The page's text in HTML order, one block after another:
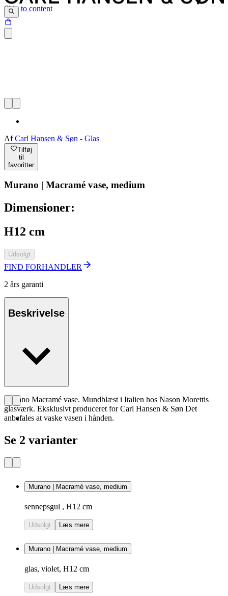
Skip to content
AfCarl Hansen & Søn - Glas
Tilføj
til
favoritter
Murano | Macramé vase, medium
Dimensioner:
H12 cm
Udsolgt
FIND FORHANDLER
2 års garanti
Beskrivelse
Murano Macramé vase. Mundblæst i Italien hos Nason Morettis
glasværk. Eksklusivt produceret for Carl Hansen & Søn Det
anbefales at vaske vasen i hånden.
Se 2 varianter
Murano | Macramé vase, medium
sennepsgul , H12 cm
Udsolgt Læs mere
Murano | Macramé vase, medium
glas, violet, H12 cm
Udsolgt Læs mere